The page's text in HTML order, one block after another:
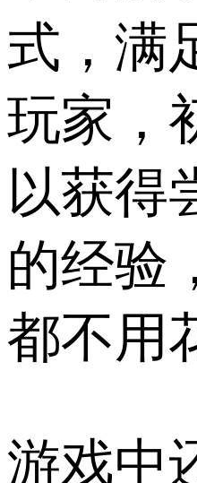
式，满
玩家，
以获得
的经验
都不用
游戏中